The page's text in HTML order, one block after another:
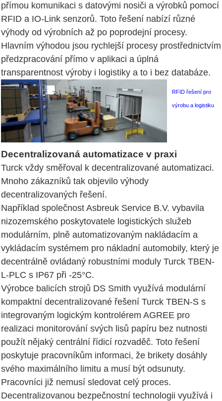
přímou komunikaci s datovými nosiči a výrobků pomocí
RFID a IO-Link senzorů. Toto řešení nabízí různé
výhody od výrobních až po poprodejní procesy.
Hlavním výhodou jsou rychlejší procesy prostřednictvím
předzpracování přímo v aplikaci a úplná
transparentnost výroby i logistiky a to i bez databáze.
RFID řešení pro
výrobu a logistiku
Decentralizovaná automatizace v praxi
Turck vždy směřoval k decentralizované automatizaci.
Mnoho zákazníků tak objevilo výhody
decentralizovaných řešení.
Například společnost Asbreuk Service B.V. vybavila
nizozemského poskytovatele logistických služeb
modulárním, plně automatizovaným nakládacím a
vykládacím systémem pro nákladní automobily, který je
decentrálně ovládaný robustními moduly Turck TBEN-
L-PLC s IP67 při -25°C.
Výrobce balicích strojů DS Smith využívá modulární
kompaktní decentralizované řešení Turck TBEN-S s
integrovaným logickým kontrolérem AGREE pro
realizaci monitorování svých lisů papíru bez nutnosti
použít nějaký centrální řídicí rozvaděč. Toto řešení
poskytuje pracovníkům informaci, že brikety dosáhly
svého maximálního limitu a musí být odsunuty.
Pracovníci již nemusí sledovat celý proces.
Decentralizovanou bezpečnostní technologii využívá i